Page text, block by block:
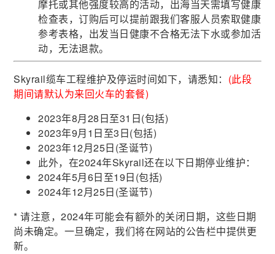
摩托或其他强度较高的活动，出海当天需填写健康
检查表，订购后可以提前跟我们客服人员索取健康
参考表格，出发当日健康不合格无法下水或参加活
动，无法退款。
Skyrail缆车工程维护及停运时间如下，请悉知： (此段
期间请默认为来回火车的套餐)
2023年8月28日至31日(包括)
2023年9月1日至3日(包括)
2023年12月25日(圣诞节)
此外，在2024年Skyrail还在以下日期停业维护：
2024年5月6日至19日(包括)
2024年12月25日(圣诞节)
* 请注意，2024年可能会有额外的关闭日期，这些日期
尚未确定。一旦确定，我们将在网站的公告栏中提供更
新。